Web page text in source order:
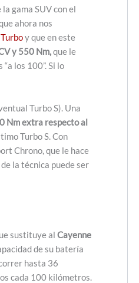
gama SUV con el
ahora nos
y que en este
y 550 Nm,que le
los 100”. Si lo
Turbo S). Una
Nm extra respecto al
Turbo S. Con
Chrono, que le hace
la técnica puede ser
sustituye al Cayenne
de su batería
hasta 36
cada 100 kilómetros.